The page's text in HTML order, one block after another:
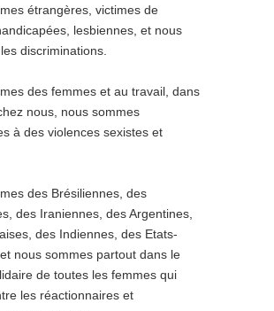
étrangères, victimes de
lesbiennes, et nous
discriminations.
des femmes et au travail, dans
nous, nous sommes
à des violences sexistes et
des Brésiliennes, des
des Iraniennes, des Argentines,
des Indiennes, des Etats-
nous sommes partout dans le
de toutes les femmes qui
les réactionnaires et